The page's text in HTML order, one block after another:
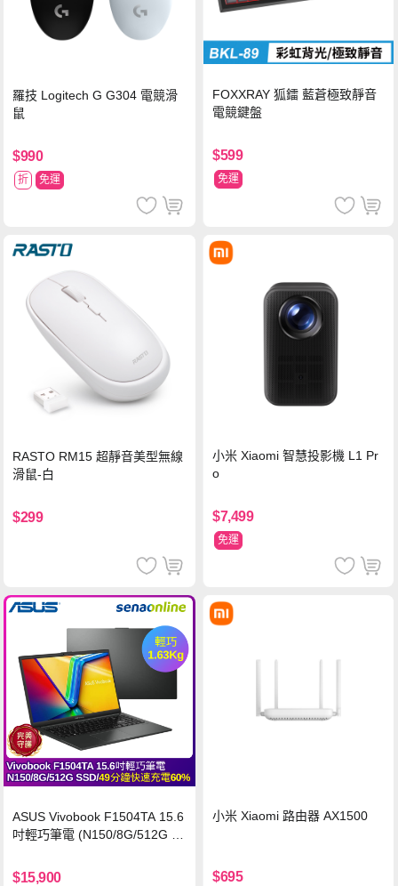
羅技 Logitech G G304 電競滑
鼠
$990
折 免運
FOXXRAY 狐鐳 藍蒼極致靜音
電競鍵盤
$599
免運
RASTO RM15 超靜音美型無線
滑鼠-白
$299
小米 Xiaomi 智慧投影機 L1 Pr
o
$7,499
免運
ASUS Vivobook F1504TA 15.6
吋輕巧筆電 (N150/8G/512G S
$15,900
小米 Xiaomi 路由器 AX1500
$695